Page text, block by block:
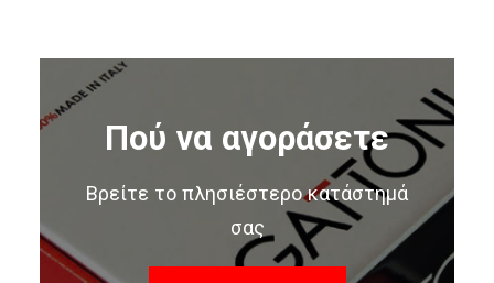
Πού να αγοράσετε
Βρείτε το πλησιέστερο κατάστημά
σας